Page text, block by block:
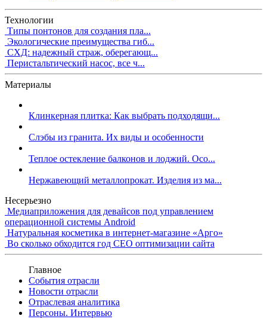
Технологии
Типы понтонов для создания пла...
Экологические преимущества гиб...
СХД: надежный страж, оберегающ...
Перистальтический насос, все ч...
Материалы
Клинкерная плитка: Как выбрать подходящи...
Слэбы из гранита. Их виды и особенности
Теплое остекление балконов и лоджий. Осо...
Нержавеющий металлопрокат. Изделия из ма...
Несерьезно
Медиаприложения для девайсов под управлением
операционной системы Android
Натуральная косметика в интернет-магазине «Арго»
Во сколько обходится год СЕО оптимизации сайта
Главное
События отрасли
Новости отрасли
Отраслевая аналитика
Персоны. Интервью